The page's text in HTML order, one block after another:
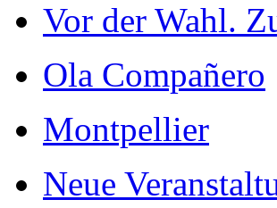
Vor der Wahl.
Ola Compañero
Montpellier
Neue